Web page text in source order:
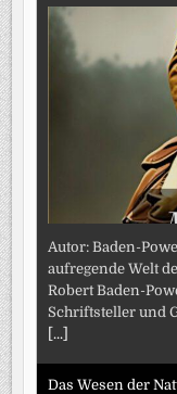
Autor: Baden-
aufregende Welt
Robert Baden-
Schriftsteller und
[...]
Das Wesen der